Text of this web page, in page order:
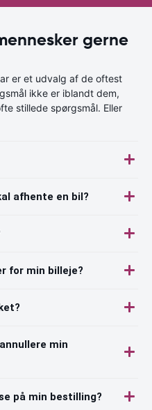
gerne
er et udvalg af de oftest
ikke er iblandt dem,
stillede spørgsmål. Eller
afhente en bil?
for min billeje?
min
på min bestilling?